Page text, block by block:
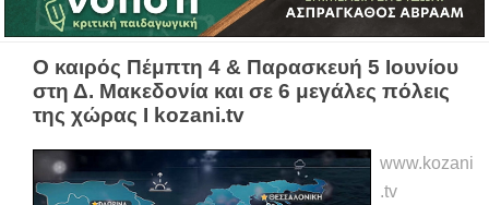
Ο καιρός Πέμπτη 4 & Παρασκευή 5 Ιουνίου
στη Δ. Μακεδονία και σε 6 μεγάλες πόλεις
της χώρας Ι kozani.tv
www.kozani
.tv